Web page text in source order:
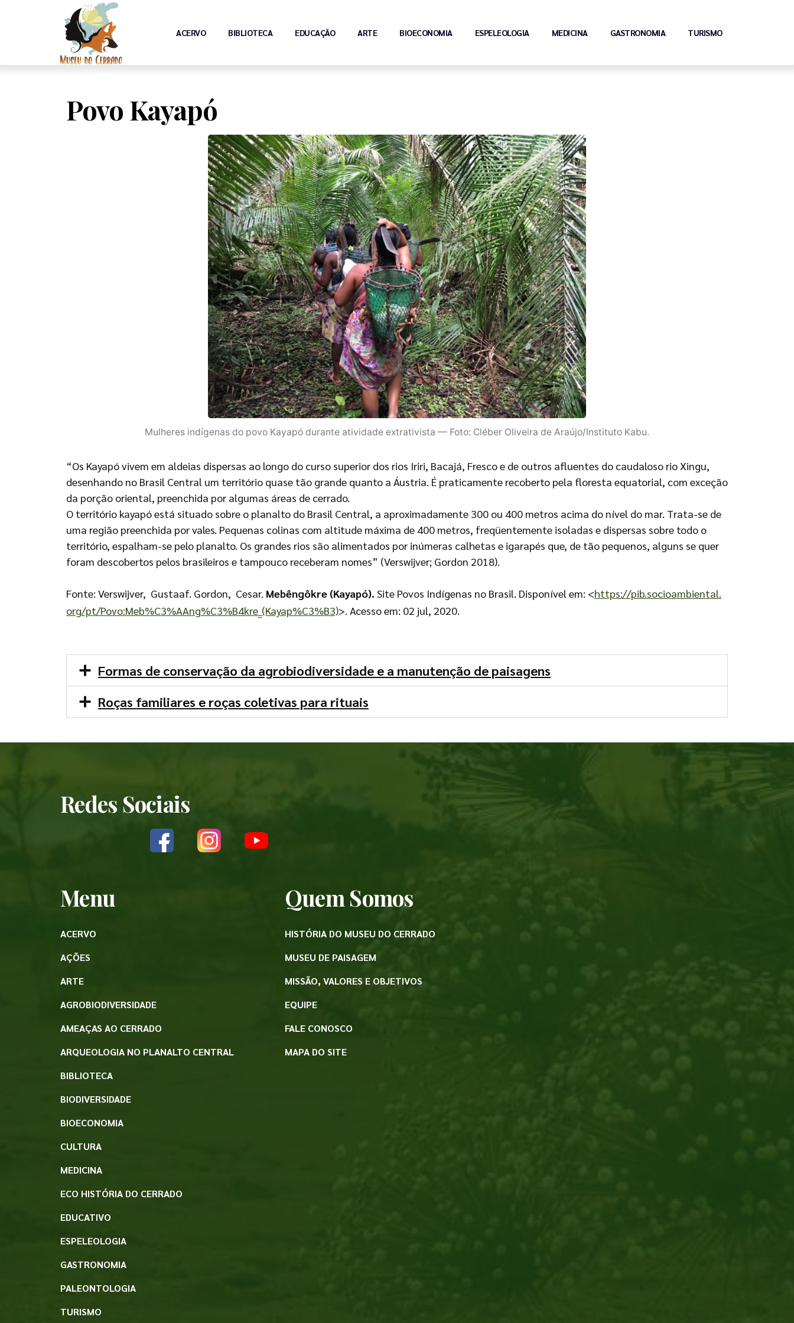
ACERVO BIBLIOTECA EDUCAÇÃO ARTE BIOECONOMIA ESPELEOLOGIA MEDICINA GASTRONOMIA TURISMO
Povo Kayapó
Mulheres indígenas do povo Kayapó durante atividade extrativista — Foto: Cléber Oliveira de Araújo/Instituto Kabu.
“Os Kayapó vivem em aldeias dispersas ao longo do curso superior dos rios Iriri, Bacajá, Fresco e de outros afluentes do caudaloso rio Xingu,
desenhando no Brasil Central um território quase tão grande quanto a Áustria. É praticamente recoberto pela floresta equatorial, com exceção
da porção oriental, preenchida por algumas áreas de cerrado.
O território kayapó está situado sobre o planalto do Brasil Central, a aproximadamente 300 ou 400 metros acima do nível do mar. Trata-se de
uma região preenchida por vales. Pequenas colinas com altitude máxima de 400 metros, freqüentemente isoladas e dispersas sobre todo o
território, espalham-se pelo planalto. Os grandes rios são alimentados por inúmeras calhetas e igarapés que, de tão pequenos, alguns se quer
foram descobertos pelos brasileiros e tampouco receberam nomes” (Verswijver; Gordon 2018).
Fonte: Verswijver, Gustaaf. Gordon, Cesar. Mebêngôkre (Kayapó). Site Povos Indígenas no Brasil. Disponível em: <https://pib.socioambiental.
org/pt/Povo:Meb%C3%AAng%C3%B4kre_(Kayap%C3%B3)>. Acesso em: 02 jul, 2020.
Formas de conservação da agrobiodiversidade e a manutenção de paisagens
Roças familiares e roças coletivas para rituais
Redes Sociais
Menu
ACERVO
AÇÕES
ARTE
AGROBIODIVERSIDADE
AMEAÇAS AO CERRADO
ARQUEOLOGIA NO PLANALTO CENTRAL
BIBLIOTECA
BIODIVERSIDADE
BIOECONOMIA
CULTURA
MEDICINA
ECO HISTÓRIA DO CERRADO
EDUCATIVO
ESPELEOLOGIA
GASTRONOMIA
PALEONTOLOGIA
TURISMO
Quem Somos
HISTÓRIA DO MUSEU DO CERRADO
MUSEU DE PAISAGEM
MISSÃO, VALORES E OBJETIVOS
EQUIPE
FALE CONOSCO
MAPA DO SITE